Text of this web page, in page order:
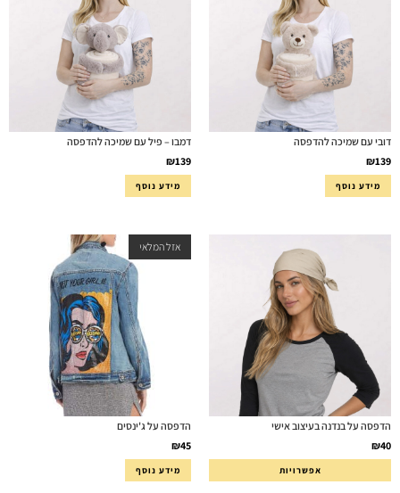
דובי עם שמיכה להדפסה
₪139
מידע נוסף
דמבו – פיל עם שמיכה להדפסה
₪139
מידע נוסף
הדפסה על בנדנה בעיצוב אישי
₪40
אפשרויות
אזל המלאי
הדפסה על ג'ינסים
₪45
מידע נוסף